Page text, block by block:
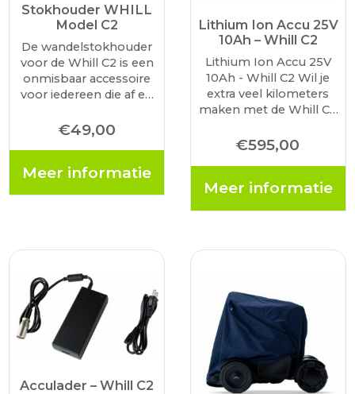
Stokhouder WHILL
Model C2
De wandelstokhouder
voor de Whill C2 is een
onmisbaar accessoire
voor iedereen die af en
nodig heeft naast de
elektrische rolstoel.
€49,00
Meer informatie
Lithium Ion Accu 25V
10Ah – Whill C2
Lithium Ion Accu 25V
10Ah - Whill C2 Wil je
extra veel kilometers
maken met de Whill C2
accu (Lithium Ion Accu
25V 10Ah) heb je een
je de…
€595,00
Meer informatie
Acculader – Whill C2